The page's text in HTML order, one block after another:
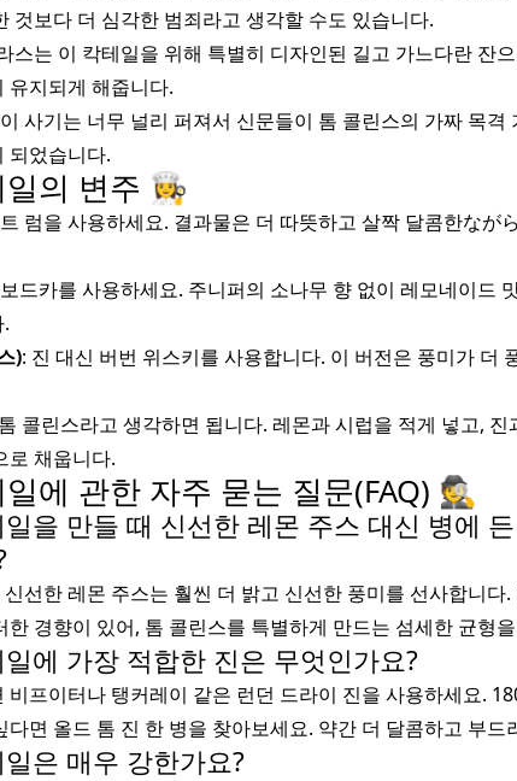
것보다 더 심각한 범죄라고 생각할 수도 있습니다.
스는 이 칵테일을 위해 특별히 디자인된 길고 가느다란 잔
유지되게 해줍니다.
사기는 너무 널리 퍼져서 신문들이 톰 콜린스의 가짜 목격
되었습니다.
의 변주 👩‍🍳
럼을 사용하세요. 결과물은 더 따뜻하고 살짝 달콤한なが
드카를 사용하세요. 주니퍼의 소나무 향 없이 레모네이드
): 진 대신 버번 위스키를 사용합니다. 이 버전은 풍미가 더
콜린스라고 생각하면 됩니다. 레몬과 시럽을 적게 넣고, 진
로 채웁니다.
에 관한 자주 묻는 질문(FAQ) 🕵️
을 만들 때 신선한 레몬 주스 대신 병에
선한 레몬 주스는 훨씬 더 밝고 신선한 풍미를 선사합니다
한 경향이 있어, 톰 콜린스를 특별하게 만드는 섬세한 균형
에 가장 적합한 진은 무엇인가요?
비프이터나 탱커레이 같은 런던 드라이 진을 사용하세요.
다면 올드 톰 진 한 병을 찾아보세요. 약간 더 달콤하고 부드
은 매우 강한가요?